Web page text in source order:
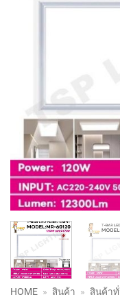
HOME » สินค้า » สินค้าทั่